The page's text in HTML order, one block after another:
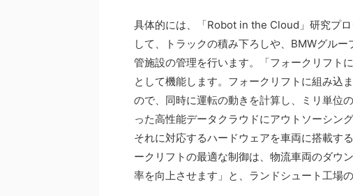
具体的には、「Robot in the Cloud」研究プ
して、トラックの積み下ろしや、BMWグル
管施設の管理を行います。「フォークリフト
として機能します。フォークリフトに組み込
ので、同時に運転の動きを計算し、ミリ単位
った高性能データクラウドにアウトソーシン
それに対応するハードウェアを車両に搭載す
ークリフトの最適な制御は、物流車両のダウ
率を向上させます」と、ランドシュート工場